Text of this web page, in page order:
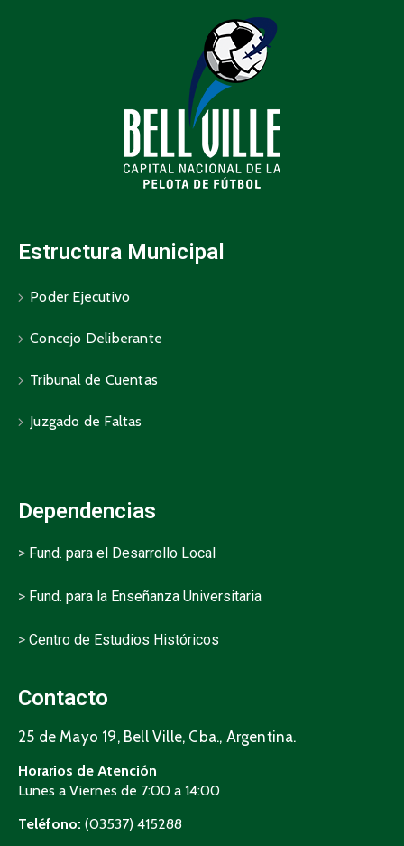
Estructura Municipal
Poder Ejecutivo
Concejo Deliberante
Tribunal de Cuentas
Juzgado de Faltas
Dependencias
> Fund. para el Desarrollo Local
> Fund. para la Enseñanza Universitaria
> Centro de Estudios Históricos
Contacto
25 de Mayo 19, Bell Ville, Cba., Argentina.
Horarios de Atención
Lunes a Viernes de 7:00 a 14:00
Teléfono: (03537) 415288